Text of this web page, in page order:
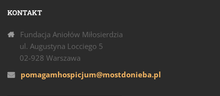
KONTAKT
Fundacja Aniołów Miłosierdzia
ul. Augustyna Locciego 5
02-928 Warszawa
pomagamhospicjum@mostdonieba.pl